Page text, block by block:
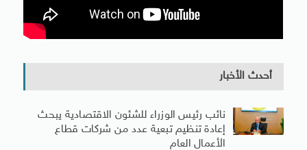
أحدث الأخبار
نائب رئيس الوزراء للشئون الاقتصادية يبحث
إعادة تنظيم تبعية عدد من شركات قطاع
الأعمال العام